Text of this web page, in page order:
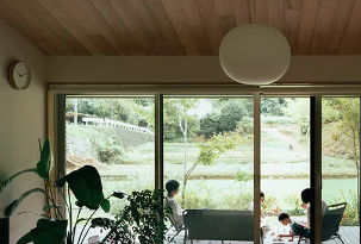
構法・性能を知る
永く住むためのサポ
My STAGE